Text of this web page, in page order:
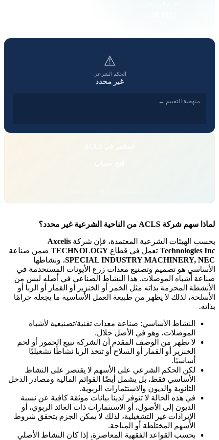
⚠
الحكم الشرعي
غير محدد
منهجية التقييم ←
لماذا سهم شركة ACLS من الناحية الشرعية غير محدد؟
بحسب الهيئات الشرعية المعتمدة، فإن شركة Axcelis
Technologies Incتعمل في قطاع TECHNOLOGYضمن صناعة
SPECIAL INDUSTRY MACHINERY, NEC، ونشاطها
الأساسي هو تصميم وتصنيع معدات زرع الأيونات المستخدمة في
صناعة أشباه الموصلات. هذا النشاط الصناعي في أصله ليس من
الأنشطة المحرمة بذاته مثل الخمر أو الخنزير أو القمار أو الربا أو
الأسلحة، لذلك لا يظهر من طبيعة العمل الأساسية ما يجعله حرامًا
بذاته.
النشاط الأساسي: صناعة معدات تقنية/تصنيعية لأشباه
الموصلات، وهو في الأصل حلال.
لا تظهر من الوصف المقدم أن الشركة تبيع الخمور أو لحم
الخنزير أو القمار أو السلاح أو تتخذ الربا نشاطًا تشغيليًا
أساسيًا.
لكن الحكم الشرعي على الأسهم لا يقتصر على النشاط
الأساسي فقط، بل يشمل أيضًا القوائم المالية ومصادر الدخل
الثانوية والديون والاستثمارات الربوية.
في هذه الحالة لا تتوفر لدينا بيانات موثقة كافية عن نسبة
الديون إلى الأصول، أو الاستثمارات ذات العائد الربوي، أو
الإيرادات غير التشغيلية، لذلك لا يمكن الجزم بتحقق شروط
الأسهم المختلطة أو المباحة.
بحسب القواعد الفقهية المعاصرة، إذا كان النشاط الأصلي